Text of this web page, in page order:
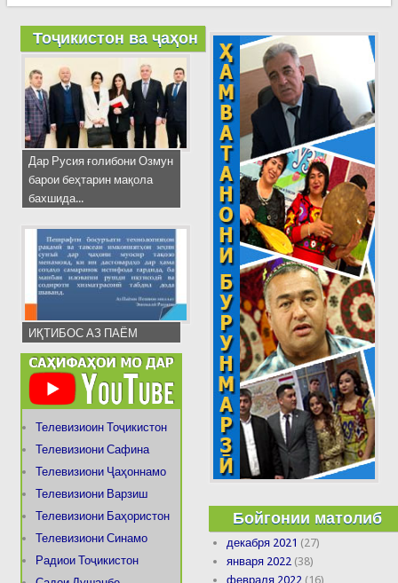
Тоҷикистон ва ҷаҳон
Дар Русия ғолибони Озмун
барои беҳтарин мақола
бахшида...
ИҚТИБОС АЗ ПАЁМ
Телевизиоин Тоҷикистон
Телевизиони Сафина
Телевизиони Ҷаҳоннамо
Телевизиони Варзиш
Телевизиони Баҳористон
Телевизиони Синамо
Радиои Тоҷикистон
Бойгонии матолиб
декабря 2021 (27)
января 2022 (38)
февраля 2022 (16)